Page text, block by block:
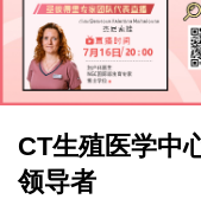
CT生殖医学中
领导者